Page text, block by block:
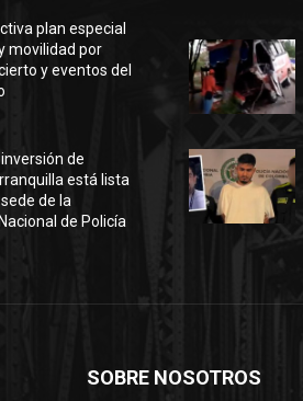
plan especial
movilidad por
y eventos del
de
está lista
de la
de Policía
SOBRE NOSOTROS